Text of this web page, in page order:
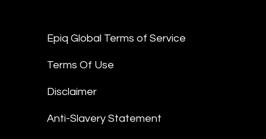
Epiq Global Terms of Service
Terms Of Use
Disclaimer
Anti-Slavery Statement